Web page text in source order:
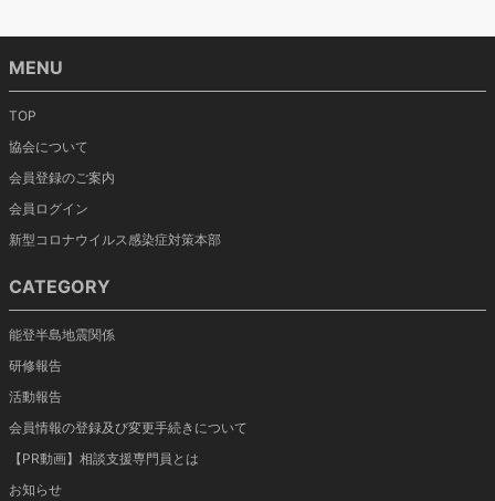
MENU
TOP
協会について
会員登録のご案内
会員ログイン
新型コロナウイルス感染症対策本部
CATEGORY
能登半島地震関係
研修報告
活動報告
会員情報の登録及び変更手続きについて
【PR動画】相談支援専門員とは
お知らせ